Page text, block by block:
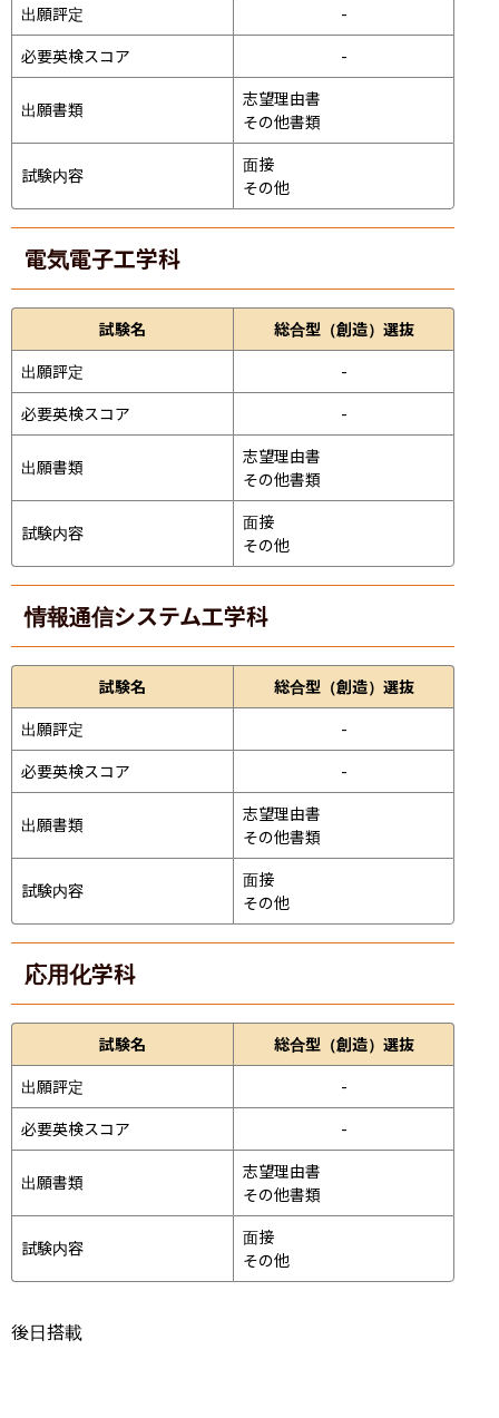
出願評定
-
必要英検スコア
-
出願書類
志望理由書
その他書類
試験内容
面接
その他
電気電子工学科
試験名
総合型（創造）選抜
出願評定
-
必要英検スコア
-
出願書類
志望理由書
その他書類
試験内容
面接
その他
情報通信システム工学科
試験名
総合型（創造）選抜
出願評定
-
必要英検スコア
-
出願書類
志望理由書
その他書類
試験内容
面接
その他
応用化学科
試験名
総合型（創造）選抜
出願評定
-
必要英検スコア
-
出願書類
志望理由書
その他書類
試験内容
面接
その他
後日搭載